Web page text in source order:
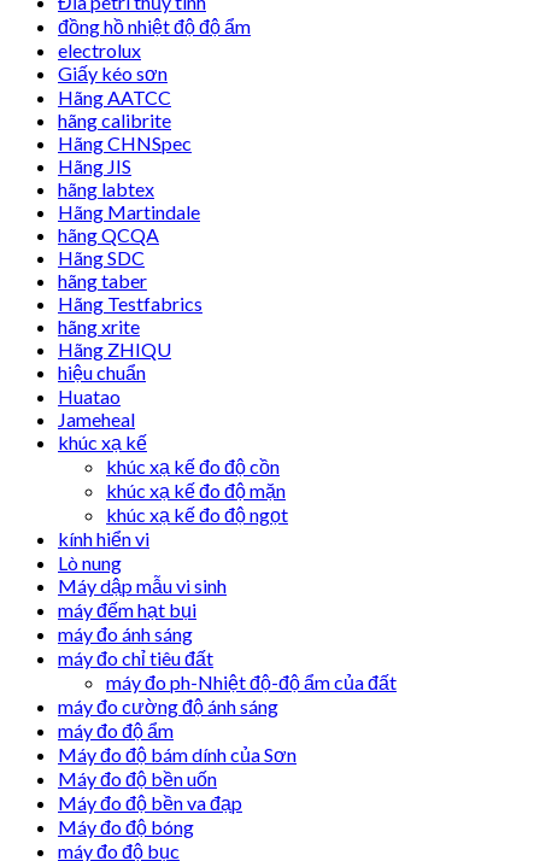
đồng hồ nhiệt độ độ ẩm
electrolux
Giấy kéo sơn
Hãng AATCC
hãng calibrite
Hãng CHNSpec
Hãng JIS
hãng labtex
Hãng Martindale
hãng QCQA
Hãng SDC
hãng taber
Hãng Testfabrics
hãng xrite
Hãng ZHIQU
hiệu chuẩn
Huatao
Jameheal
khúc xạ kế
khúc xạ kế đo độ cồn
khúc xạ kế đo độ mặn
khúc xạ kế đo độ ngọt
kính hiển vi
Lò nung
Máy dập mẫu vi sinh
máy đếm hạt bụi
máy đo ánh sáng
máy đo chỉ tiêu đất
máy đo ph-Nhiệt độ-độ ẩm của đất
máy đo cường độ ánh sáng
máy đo độ ẩm
Máy đo độ bám dính của Sơn
Máy đo độ bền uốn
Máy đo độ bền va đạp
Máy đo độ bóng
máy đo độ bục